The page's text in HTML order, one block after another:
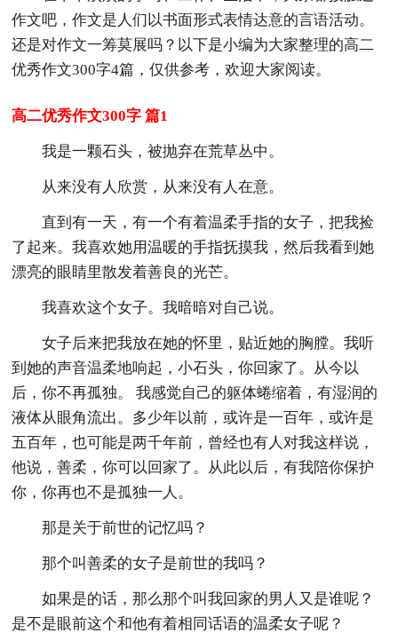
作文吧，作文是人们以书面形式表情达意的言语活动。
还是对作文一筹莫展吗？以下是小编为大家整理的高二
优秀作文300字4篇，仅供参考，欢迎大家阅读。
高二优秀作文300字 篇1
我是一颗石头，被抛弃在荒草丛中。
从来没有人欣赏，从来没有人在意。
直到有一天，有一个有着温柔手指的女子，把我捡
了起来。我喜欢她用温暖的手指抚摸我，然后我看到她
漂亮的眼睛里散发着善良的光芒。
我喜欢这个女子。我暗暗对自己说。
女子后来把我放在她的怀里，贴近她的胸膛。我听
到她的声音温柔地响起，小石头，你回家了。从今以
后，你不再孤独。 我感觉自己的躯体蜷缩着，有湿润的
液体从眼角流出。多少年以前，或许是一百年，或许是
五百年，也可能是两千年前，曾经也有人对我这样说，
他说，善柔，你可以回家了。从此以后，有我陪你保护
你，你再也不是孤独一人。
那是关于前世的记忆吗？
那个叫善柔的女子是前世的我吗？
如果是的话，那么那个叫我回家的男人又是谁呢？
是不是眼前这个和他有着相同话语的温柔女子呢？